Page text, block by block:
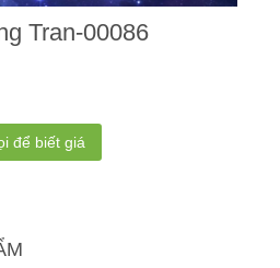
Tran-00086
để biết giá